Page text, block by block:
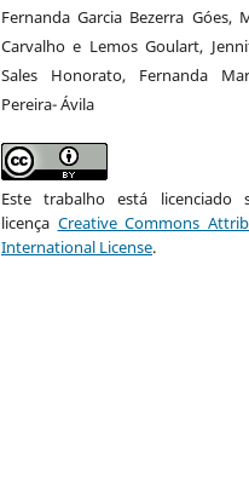
Fernanda Garcia Bezerra Góes,
Carvalho e Lemos Goulart,
Sales Honorato, Fernanda
Pereira- Ávila
Este trabalho está licenciado
licença Creative Commons
International License.